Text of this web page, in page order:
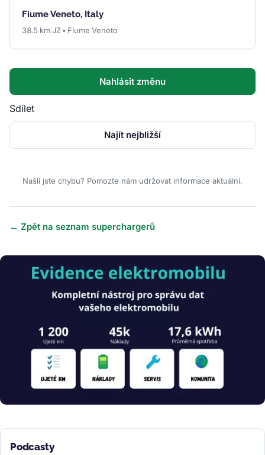
Fiume Veneto, Italy
38.5 km JZ • Fiume Veneto
Nahlásit změnu
Sdílet
Najít nejbližší
Našli jste chybu? Pomozte nám udržovat informace aktuální.
← Zpět na seznam superchargerů
Obrázek
Podcasty